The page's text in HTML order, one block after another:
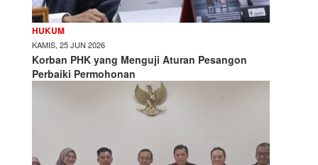
HUKUM
KAMIS, 25 JUN 2026
Korban PHK yang Menguji Aturan Pesangon
Perbaiki Permohonan